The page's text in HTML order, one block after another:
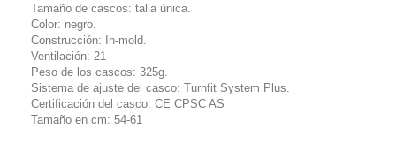
Tamaño de cascos: talla única.
Color: negro.
Construcción: In-mold.
Ventilación: 21
Peso de los cascos: 325g.
Sistema de ajuste del casco: Turnfit System Plus.
Certificación del casco: CE CPSC AS
Tamaño en cm: 54-61